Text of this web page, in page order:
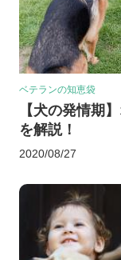
ベテランの知恵袋
【犬の発情期
を解説！
2020/08/27